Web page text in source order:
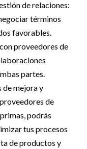
de relaciones:
términos
favorables.
proveedores de
partes.
mejora y
de
podrás
tus procesos
de productos y